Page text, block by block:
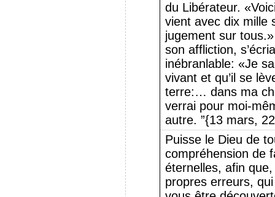
du Libérateur.
vient avec dix mille
jugement sur
son affliction,
inébranlable: «Je
vivant et qu’il se
terre:… dans ma
verrai pour moi-
autre. ”{13 mars,
Puisse le Dieu de
compréhension de
éternelles, afin
propres erreurs,